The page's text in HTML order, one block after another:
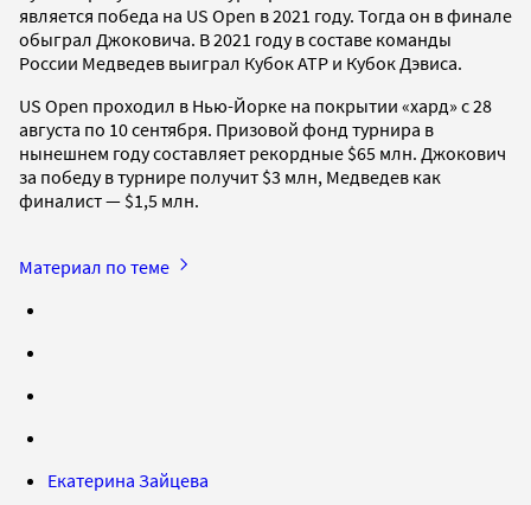
является победа на US Open в 2021 году. Тогда он в финале
обыграл Джоковича. В 2021 году в составе команды
России Медведев выиграл Кубок ATP и Кубок Дэвиса.
US Open проходил в Нью-Йорке на покрытии «хард» с 28
августа по 10 сентября. Призовой фонд турнира в
нынешнем году составляет рекордные $65 млн. Джокович
за победу в турнире получит $3 млн, Медведев как
финалист — $1,5 млн.
Материал по теме
Екатерина Зайцева